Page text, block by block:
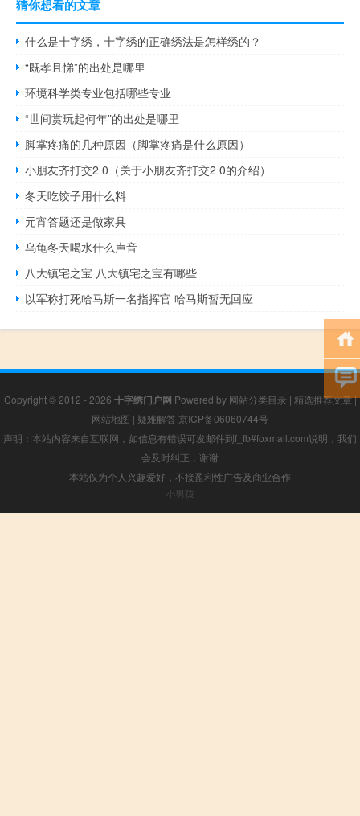
猜你想看的文章
什么是十字绣，十字绣的正确绣法是怎样绣的？
“既孝且悌”的出处是哪里
环境科学类专业包括哪些专业
“世间赏玩起何年”的出处是哪里
脚掌疼痛的几种原因（脚掌疼痛是什么原因）
小朋友齐打交2 0（关于小朋友齐打交2 0的介绍）
冬天吃饺子用什么料
元宵答题还是做家具
乌龟冬天喝水什么声音
八大镇宅之宝 八大镇宅之宝有哪些
以军称打死哈马斯一名指挥官 哈马斯暂无回应
Copyright © 2012 - 2026 十字绣门户网 Powered by 网站分类目录 | 精选推荐文章|
网站地图 | 疑难解答 京ICP备06060744号
声明：本站内容来自互联网，如信息有错误可发邮件到f_fb#foxmail.com说明，我们
会及时纠正，谢谢
本站仅为个人兴趣爱好，不接盈利性广告及商业合作
小男孩